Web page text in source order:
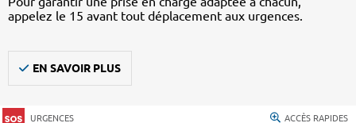
appelez le 15 avant tout déplacement aux urgences.
EN SAVOIR PLUS
URGENCES ACCÈS RAPIDES